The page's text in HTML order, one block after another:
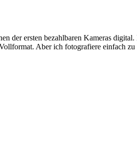
der ersten bezahlbaren Kameras
Aber ich fotografiere einfach